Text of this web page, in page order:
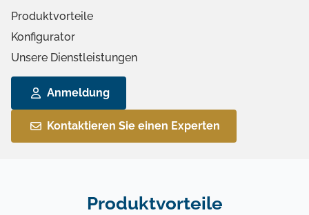
Produktvorteile
Konfigurator
Unsere Dienstleistungen
Anmeldung
Kontaktieren Sie einen Experten
Produktvorteile